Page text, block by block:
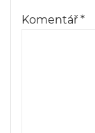
Komentář *